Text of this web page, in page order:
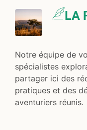
LA
Notre équipe de
spécialistes
partager ici des
pratiques et des
aventuriers réunis.